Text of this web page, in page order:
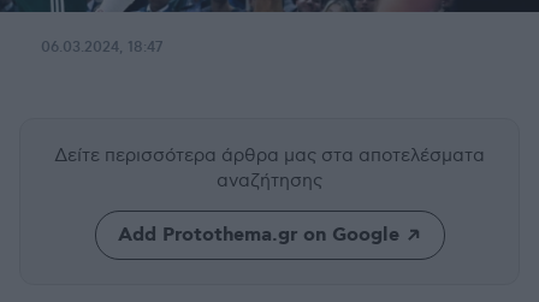
06.03.2024, 18:47
Δείτε περισσότερα άρθρα μας στα αποτελέσματα
αναζήτησης
Add Protothema.gr on Google